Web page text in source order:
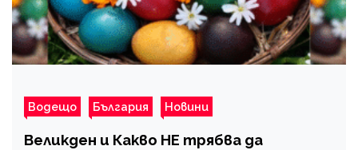
Водещо България Новини
Великден и Какво НЕ трябва да